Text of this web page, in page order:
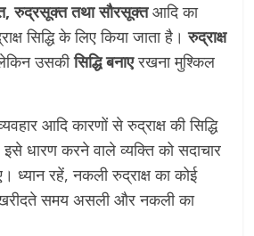
रुद्रसूक्त तथा सौरसूक्तआदि का
सिद्धि के लिए किया जाता है।रुद्राक्ष
उसकीसिद्धि बनाएरखना मुश्किल
आदि कारणों से रुद्राक्ष की सिद्धि
धारण करने वाले व्यक्ति को सदाचार
ध्यान रहें, नकली रुद्राक्ष का कोई
खरीदते समय असली और नकली का